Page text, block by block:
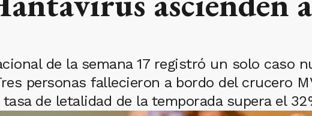
de la semana 17 registró un solo caso
personas fallecieron a bordo del crucero
de letalidad de la temporada supera el